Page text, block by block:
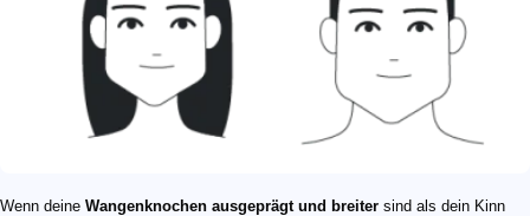
Wenn deine Wangenknochen ausgeprägt und breiter sind als dein Kinn